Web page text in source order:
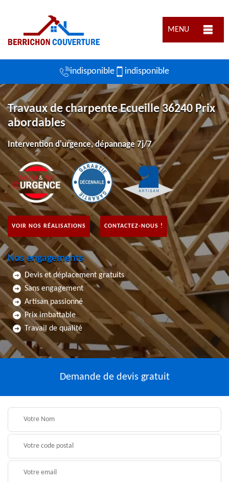
MENU
indisponible indisponible
Travaux de charpente Ecueille 36240 Prix
abordables
Intervention d'urgence, dépannage 7j/7
VOIR NOS RÉALISATIONS CONTACTEZ-NOUS !
Nos engagements
Devis et déplacement gratuits
Sans engagement
Artisan passionné
Prix imbattable
Travail de qualité
Demande de devis gratuit